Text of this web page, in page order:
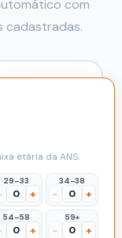
com
cadastradas.
etária da ANS.
29–33
+
34–38
− +
54–58
+
59+
− +